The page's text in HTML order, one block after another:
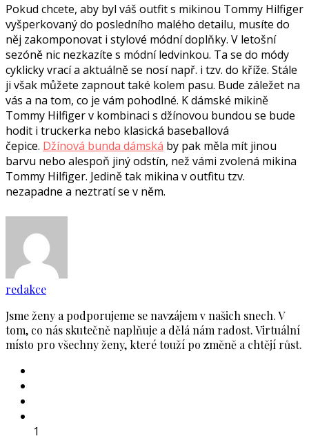
Pokud chcete, aby byl váš outfit s mikinou Tommy Hilfiger
vyšperkovaný do posledního malého detailu, musíte do
něj zakomponovat i stylové módní doplňky. V letošní
sezóně nic nezkazíte s módní ledvinkou. Ta se do módy
cyklicky vrací a aktuálně se nosí např. i tzv. do kříže. Stále
ji však můžete zapnout také kolem pasu. Bude záležet na
vás a na tom, co je vám pohodlné. K dámské mikině
Tommy Hilfiger v kombinaci s džínovou bundou se bude
hodit i truckerka nebo klasická baseballová
čepice. Džínová bunda dámská by pak měla mít jinou
barvu nebo alespoň jiný odstín, než vámi zvolená mikina
Tommy Hilfiger. Jedině tak mikina v outfitu tzv.
nezapadne a neztratí se v něm.
redakce
Jsme ženy a podporujeme se navzájem v našich snech. V
tom, co nás skutečně naplňuje a dělá nám radost. Virtuální
místo pro všechny ženy, které touží po změně a chtějí růst.
1